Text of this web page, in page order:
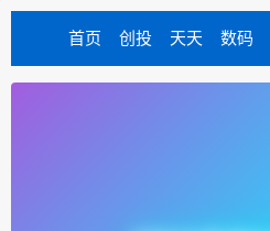
首页 创投 天天 数码